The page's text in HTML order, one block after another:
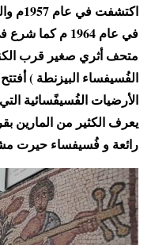
في عام 1964 م
متحف أثري صغير قرب
الأرضيات الفُسيفًسائية
يعرف الكثير من المارين
رائعة و فُسيفساء حيرت